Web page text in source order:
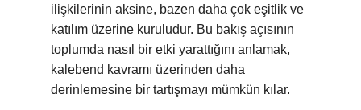
ilişkilerinin aksine, bazen daha çok eşitlik ve
katılım üzerine kuruludur. Bu bakış açısının
toplumda nasıl bir etki yarattığını anlamak,
kalebend kavramı üzerinden daha
derinlemesine bir tartışmayı mümkün kılar.